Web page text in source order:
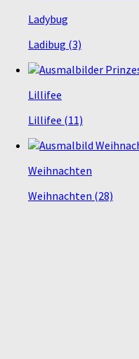
Ladybug
Ladibug (3)
Lillifee
Lillifee (11)
Weihnachten
Weihnachten (28)